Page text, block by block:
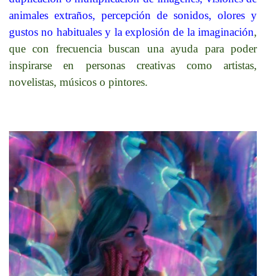
animales extraños, percepción de sonidos, olores y
gustos no habituales y la explosión de la imaginación,
que con frecuencia buscan una ayuda para poder
inspirarse en personas creativas como artistas,
novelistas, músicos o pintores.